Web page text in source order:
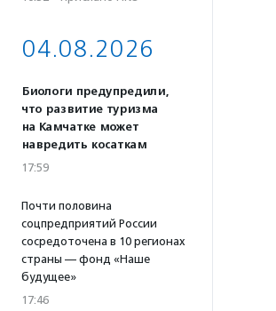
04.08.2026
Биологи предупредили,
что развитие туризма
на Камчатке может
навредить косаткам
17:59
Почти половина
соцпредприятий России
сосредоточена в 10 регионах
страны — фонд «Наше
будущее»
17:46